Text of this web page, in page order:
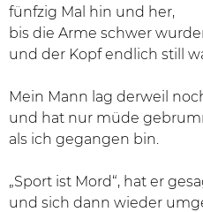
fünfzig Mal hin und her,
bis die Arme schwer
und der Kopf endlich still
Mein Mann lag derweil
und hat nur müde
als ich gegangen bin.
„Sport ist Mord“, hat er
und sich dann wieder